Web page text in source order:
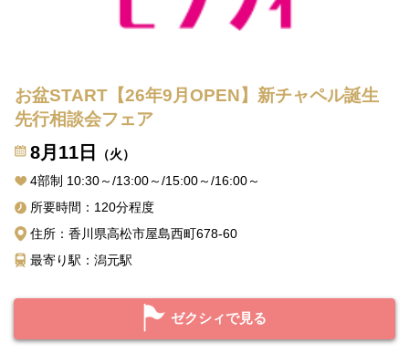
お盆START【26年9月OPEN】新チャペル誕生
先行相談会フェア
8月11日
（火）
4部制 10:30～/13:00～/15:00～/16:00～
所要時間：120分程度
住所：香川県高松市屋島西町678-60
最寄り駅：潟元駅
ゼクシィで見る